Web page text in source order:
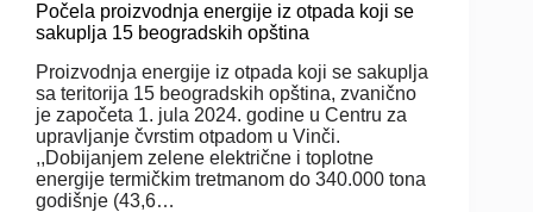
Počela proizvodnja energije iz otpada koji se
sakuplja 15 beogradskih opština
Proizvodnja energije iz otpada koji se sakuplja
sa teritorija 15 beogradskih opština, zvanično
je započeta 1. jula 2024. godine u Centru za
upravljanje čvrstim otpadom u Vinči.
,,Dobijanjem zelene električne i toplotne
energije termičkim tretmanom do 340.000 tona
godišnje (43,6…